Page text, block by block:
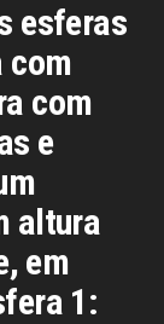
esferas
com
com
e
altura
em
1: